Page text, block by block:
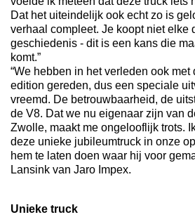
Dat het uiteindelijk ook echt zo is
verhaal compleet. Je koopt niet elke
geschiedenis - dit is een kans die
komt.”
“We hebben in het verleden ook
edition gereden, dus een speciale
vreemd. De betrouwbaarheid, de
de V8. Dat we nu eigenaar zijn van
Zwolle, maakt me ongelooflijk trots.
deze unieke jubileumtruck in onze
hem te laten doen waar hij voor
Lansink van Jaro Impex.
Unieke truck